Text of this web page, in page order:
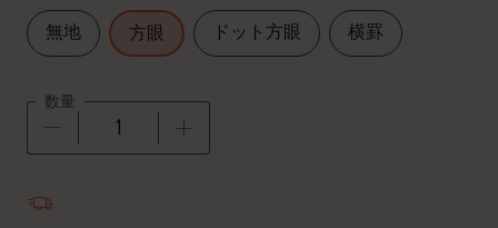
無地 方眼 ドット方眼 横罫
数量